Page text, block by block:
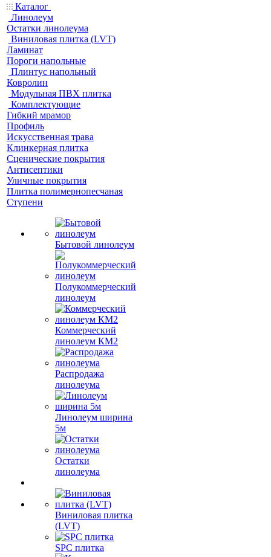
Каталог
Линолеум
Остатки линолеума
Виниловая плитка (LVT)
Ламинат
Пороги напольные
Плинтус напольный
Ковролин
Модульная ПВХ плитка
Комплектующие
Гибкий мрамор
Профиль
Искусственная трава
Клинкерная плитка
Сценические покрытия
Антисептики
Уличные покрытия
Плитка полимернопесчаная
Ступени
Бытовой линолеум
Полукоммерческий
линолеум
Коммерческий
линолеум КМ2
Распродажа
линолеума
Линолеум ширина
5м
Остатки
линолеума
Виниловая плитка
(LVT)
SPC плитка